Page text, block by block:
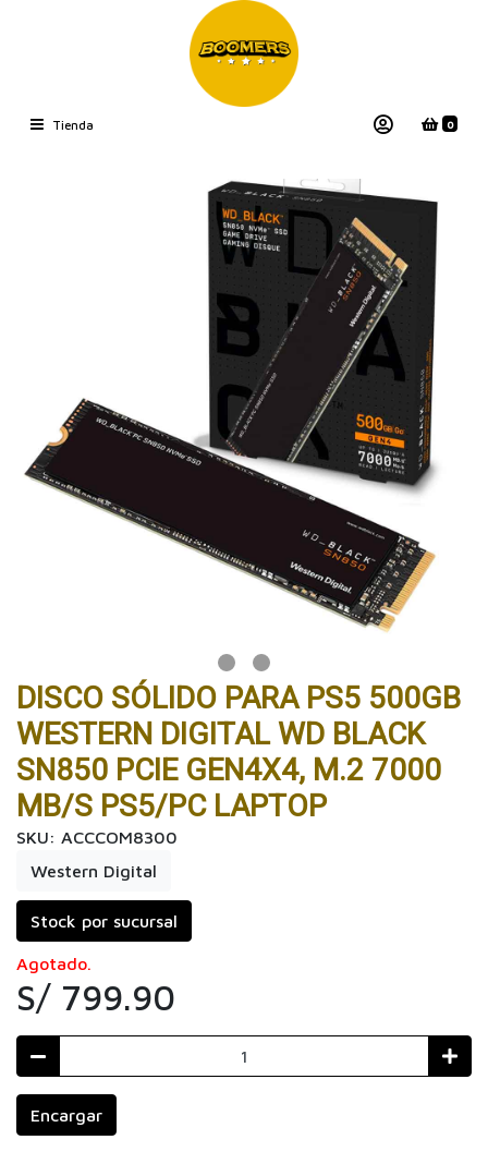
Tienda 0
DISCO SÓLIDO PARA PS5 500GB
WESTERN DIGITAL WD BLACK
SN850 PCIE GEN4X4, M.2 7000
MB/S PS5/PC LAPTOP
SKU: ACCCOM8300
Western Digital
Stock por sucursal
Agotado.
S/ 799.90
Encargar